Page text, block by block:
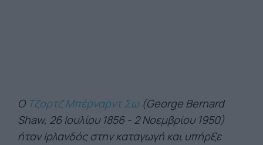
Ο Tζορτζ Μπέρναρντ Σω(George Bernard
Shaw, 26 Ιουλίου 1856 - 2 Νοεμβρίου 1950)
ήταν Ιρλανδός στην καταγωγή και υπήρξε